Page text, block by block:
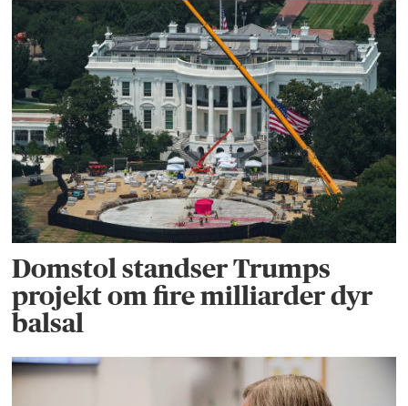
Domstol standser Trumps
projekt om fire milliarder dyr
balsal